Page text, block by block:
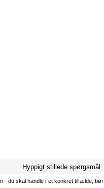
Hyppigt stillede spørgsmål
- du skal handle i et konkret tilfælde, bør